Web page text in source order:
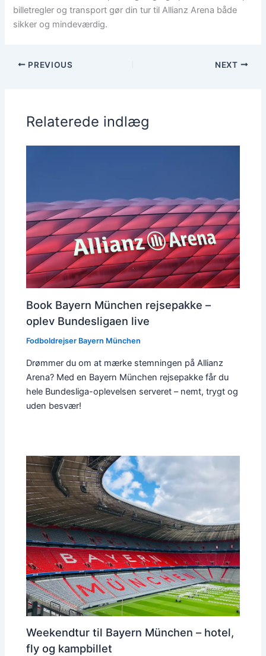
billetregler og transport gør din tur til Allianz Arena både
sikker og mindeværdig.
PREVIOUS NEXT
Relaterede indlæg
Book Bayern München rejsepakke –
oplev Bundesligaen live
Fodboldrejser Bayern München
Drømmer du om at mærke stemningen på Allianz
Arena? Med en Bayern München rejsepakke får du
hele Bundesliga-oplevelsen serveret – nemt, trygt og
uden besvær!
Weekendtur til Bayern München – hotel,
fly og kampbillet